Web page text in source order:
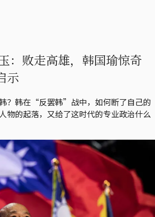
：败走高雄，韩国瑜惊奇
示
？韩在“反罢韩”战中，如何断了自己的
物的起落，又给了这时代的专业政治什么